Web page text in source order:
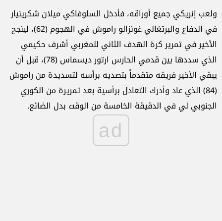
ولعب إنريكي جميع أوراقه، فأدخل السلوفاكي ميلان شكرينيار
في الدفاع والبرتغالي غونزالو راموش في الهجوم (62)، لينجح
الأخير في تمرير كرة الهدف الثاني للمغربي أشرف حكيمي
الذي سددها بين قدمي الحارس ارتور ديسماس (78)، قبل أن
يبقي الأخير فريقه متقدماً بتصديه برأسه لتسديدة من راموش
(84) الذي عاد وأدرك التعادل برأسية بعد تمريرة من الكوري
الجنوبي لي في الدقيقة الخامسة من الوقت بدل الضائع.
ad